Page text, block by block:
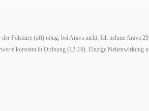
Folsäure (oft) nötig, bei Arava nicht. Ich nehme Arava
konstant in Ordnung (12-18). Einzige Nebenwirkung